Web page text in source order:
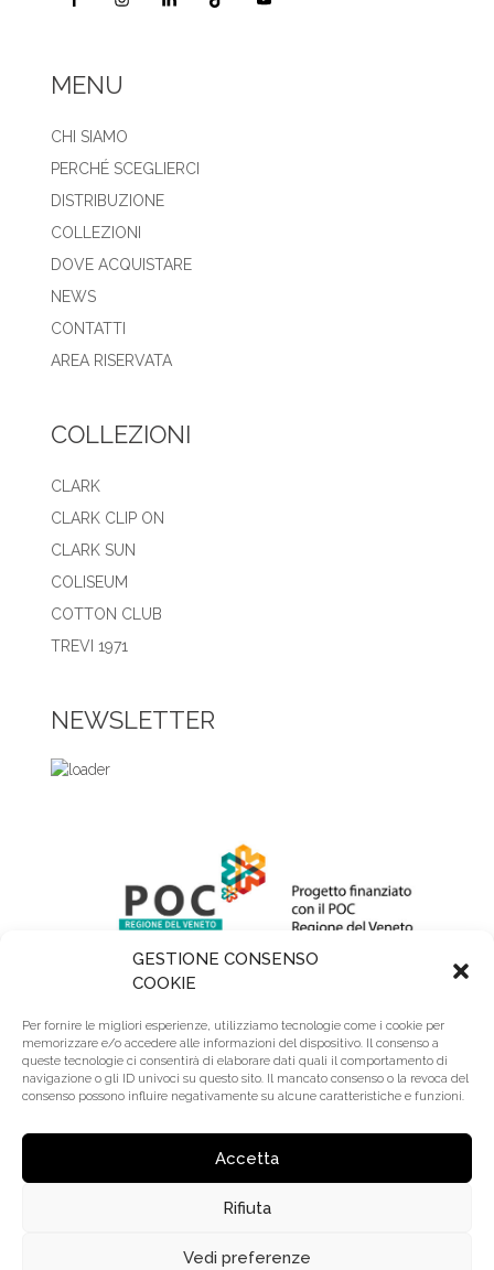
GESTIONE CONSENSO
COOKIE
Per fornire le migliori esperienze, utilizziamo tecnologie come i cookie per
memorizzare e/o accedere alle informazioni del dispositivo. Il consenso a
queste tecnologie ci consentirà di elaborare dati quali il comportamento di
navigazione o gli ID univoci su questo sito. Il mancato consenso o la revoca del
consenso possono influire negativamente su alcune caratteristiche e funzioni.
Accetta
Rifiuta
Vedi preferenze
MENU
CHI SIAMO
PERCHÉ SCEGLIERCI
DISTRIBUZIONE
COLLEZIONI
DOVE ACQUISTARE
NEWS
CONTATTI
AREA RISERVATA
COLLEZIONI
CLARK
CLARK CLIP ON
CLARK SUN
COLISEUM
COTTON CLUB
TREVI 1971
NEWSLETTER
Cap. Sociale: 110.000 € Lv. | Riserve: 2.200.000 €
Made byLarin